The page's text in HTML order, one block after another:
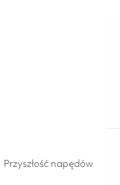
​Przyszłość napędów